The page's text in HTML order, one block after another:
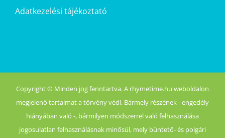
Adatkezelési tájékoztató
Copyright © Minden jog fenntartva. A rhymetime.hu weboldalon
megjelenő tartalmat a törvény védi. Bármely részének - engedély
hiányában való -, bármilyen módszerrel való felhasználása
jogosulatlan felhasználásnak minősül, mely büntető- és polgári